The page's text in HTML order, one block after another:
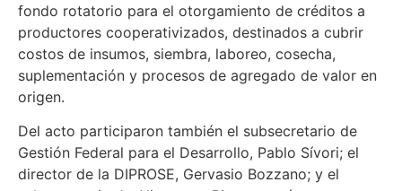
fondo rotatorio para el otorgamiento de créditos a
productores cooperativizados, destinados a cubrir
costos de insumos, siembra, laboreo, cosecha,
suplementación y procesos de agregado de valor en
origen.
Del acto participaron también el subsecretario de
Gestión Federal para el Desarrollo, Pablo Sívori; el
director de la DIPROSE, Gervasio Bozzano; y el